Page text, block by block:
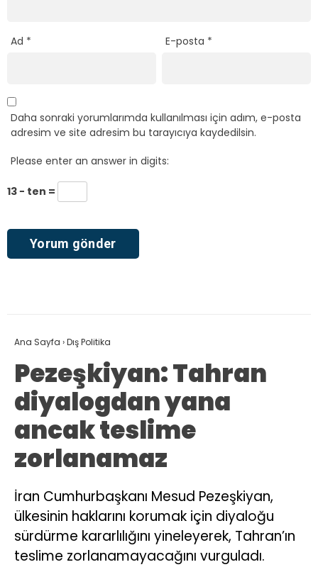
Ad * E-posta *
Daha sonraki yorumlarımda kullanılması için adım, e-posta
adresim ve site adresim bu tarayıcıya kaydedilsin.
Please enter an answer in digits:
13 − ten =
Ana Sayfa ›Dış Politika
Pezeşkiyan: Tahran
diyalogdan yana
ancak teslime
zorlanamaz
İran Cumhurbaşkanı Mesud Pezeşkiyan,
ülkesinin haklarını korumak için diyaloğu
sürdürme kararlılığını yineleyerek, Tahran’ın
teslime zorlanamayacağını vurguladı.